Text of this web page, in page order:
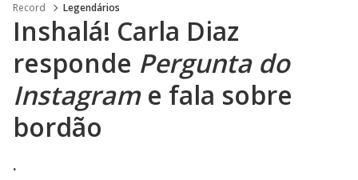
Record Legendários
Inshalá! Carla Diaz
responde Pergunta do
Instagrame fala sobre
bordão
.